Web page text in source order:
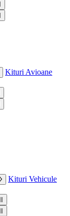
Kituri Avioane
Kituri Vehicule